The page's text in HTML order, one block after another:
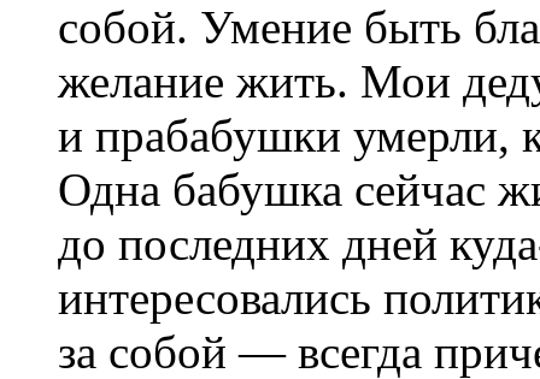
собой. Умение быть
желание жить. Мои
и прабабушки умерли,
Одна бабушка сейчас
до последних дней
интересовались
за собой — всегда